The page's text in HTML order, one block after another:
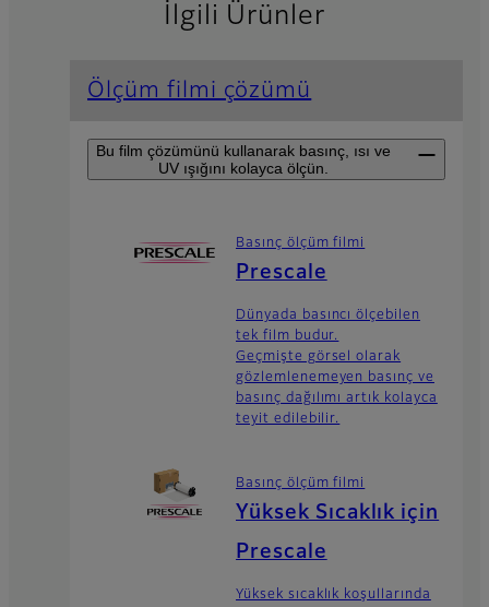
İlgili Ürünler
Ölçüm filmi çözümü
Bu film çözümünü kullanarak basınç, ısı ve
UV ışığını kolayca ölçün.
Basınç ölçüm filmi
Prescale
Dünyada basıncı ölçebilen
tek film budur.
Geçmişte görsel olarak
gözlemlenemeyen basınç ve
basınç dağılımı artık kolayca
teyit edilebilir.
Basınç ölçüm filmi
Yüksek Sıcaklık için
Prescale
Yüksek sıcaklık koşullarında